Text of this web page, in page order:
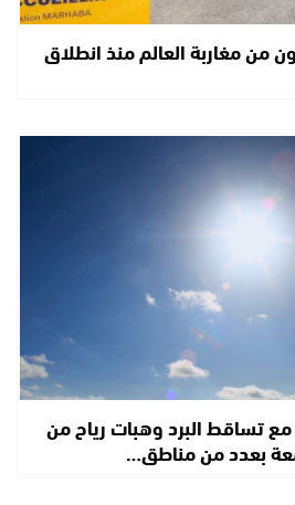
من 2,7 مليون من مغاربة العالم منذ انطلاق
تساقط البرد وهبات رياح من
بعدد من مناطق…